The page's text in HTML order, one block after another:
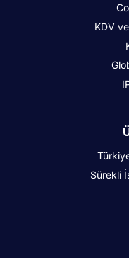
KDV
Sürekli